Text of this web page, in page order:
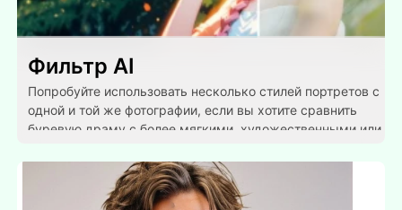
Фильтр AI
Попробуйте использовать несколько стилей портретов с
одной и той же фотографии, если вы хотите сравнить
буревую драму с более мягкими, художественными или